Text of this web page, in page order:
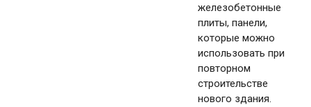
железобетонные
плиты, панели,
которые можно
использовать при
повторном
строительстве
нового здания.